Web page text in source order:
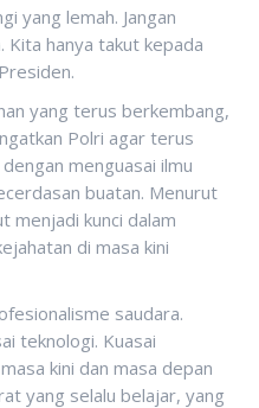
yang lemah. Jangan
Kita hanya takut kepada
yang terus berkembang,
Polri agar terus
menguasai ilmu
buatan. Menurut
menjadi kunci dalam
di masa kini
saudara.
teknologi. Kuasai
kini dan masa depan
yang selalu belajar, yang